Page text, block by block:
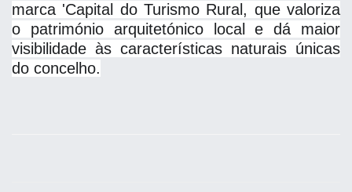
marca 'Capital do Turismo Rural, que valoriza
o património arquitetónico local e dá maior
visibilidade às características naturais únicas
do concelho.